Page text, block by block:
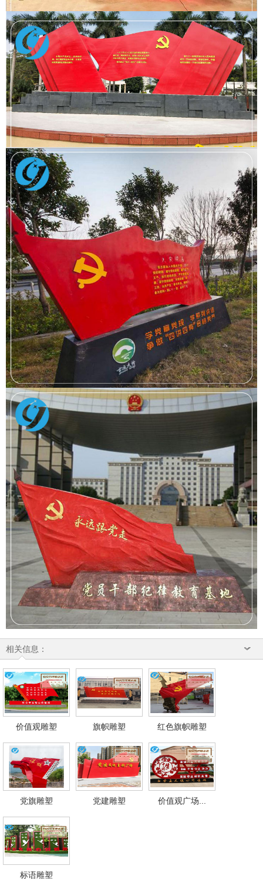
相关信息：
价值观雕塑 旗帜雕塑 红色旗帜雕塑
党旗雕塑 党建雕塑 价值观广场...
标语雕塑